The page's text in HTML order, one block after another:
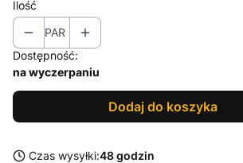
Ilość
PAR
Dostępność:
na wyczerpaniu
Dodaj do koszyka
Czas wysyłki:48 godzin